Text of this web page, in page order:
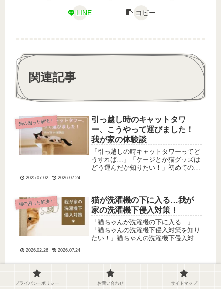
LINE コピー
関連記事
猫の困った解決！
引っ越し時のキャットタワ
ー、こうやって運びました！
我が家の体験談
「引っ越しの時キャットタワーってど
うすれば…」「ケージとか猫グッズは
どう運んだか知りたい！」初めての猫
が家は…引っ越し業者さんにそのまま
運ん...
2025.07.02 2026.07.24
猫の困った解決！
猫が洗濯機の下に入る…我が
家の洗濯機下侵入対策！
「猫ちゃんが洗濯機の下に入る…」
「猫ちゃんの洗濯機下侵入対策を知り
たい！」猫ちゃんの洗濯機下侵入対策
まないんですよね…！ただ、コツさえ
押さえれば猫ちゃんの洗濯機の下対策
は簡...
2026.02.26 2026.07.24
猫の困った解決！
猫の夜中のうんち対策！おす
すめ方法3選！
プライバシーポリシー お問い合わせ サイトマップ